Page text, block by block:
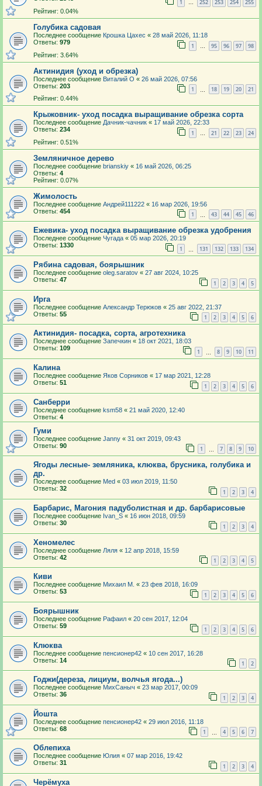
1 … 252 253 254 255
Рейтинг: 0.04%
Голубика садовая
Последнее сообщение Крошка Цахес « 28 май 2026, 11:18
Ответы: 979 1 … 95 96 97 98
Рейтинг: 3.64%
Актинидия (уход и обрезка)
Последнее сообщение Виталий О « 26 май 2026, 07:56
Ответы: 203 1 18 19 20 21
Рейтинг: 0.44%
Крыжовник- уход посадка выращивание обрезка сорта
Последнее сообщение Дачник-чачник « 17 май 2026, 22:33
Ответы: 234 1 … 21 22 23 24
Рейтинг: 0.51%
Земляничное дерево
Последнее сообщение brianskiy « 16 май 2026, 06:25
Ответы: 4
Рейтинг: 0.07%
Жимолость
Последнее сообщение Андрей111222 « 16 мар 2026, 19:56
Ответы: 454 1 43 44 45 46
Ежевика- уход посадка выращивание обрезка удобрения
Последнее сообщение Чугада « 05 мар 2026, 20:19
Ответы: 1330 1 131 132 133 134
Рябина садовая, боярышник
Последнее сообщение oleg.saratov « 27 авг 2024, 10:25
Ответы: 47 1 2 3 4 5
Ирга
Последнее сообщение Александр Терюков « 25 авг 2022, 21:37
Ответы: 55 1 2 3 4 5 6
Актинидия- посадка, сорта, агротехника
Последнее сообщение Запечкин « 18 окт 2021, 18:03
Ответы: 109 1 8 9 10 11
Калина
Последнее сообщение Яков Сорников « 17 мар 2021, 12:28
Ответы: 51 1 2 3 4 5 6
Санберри
Последнее сообщение ksm58 « 21 май 2020, 12:40
Ответы: 4
Гуми
Последнее сообщение Janny « 31 окт 2019, 09:43
Ответы: 90 1 7 8 9 10
Ягоды лесные- земляника, клюква, брусника, голубика и
др.
Последнее сообщение Med « 03 июл 2019, 11:50
Ответы: 32 1 2 3 4
Барбарис, Магония падуболистная и др. барбарисовые
Последнее сообщение Ivan_S « 16 июн 2018, 09:59
Ответы: 30 1 2 3 4
Хеномелес
Последнее сообщение Ляля « 12 апр 2018, 15:59
Ответы: 42 1 2 3 4 5
Киви
Последнее сообщение Михаил М. « 23 фев 2018, 16:09
Ответы: 53 1 2 3 4 5 6
Боярышник
Последнее сообщение Рафаил « 20 сен 2017, 12:04
Ответы: 59 1 2 3 4 5 6
Клюква
Последнее сообщение пенсионер42 « 10 сен 2017, 16:28
Ответы: 14 1 2
Годжи(дереза, лициум, волчья ягода...)
Последнее сообщение МихСаныч « 23 мар 2017, 00:09
Ответы: 36 1 2 3 4
Йошта
Последнее сообщение пенсионер42 « 29 июл 2016, 11:18
Ответы: 68 1 4 5 6 7
Облепиха
Последнее сообщение Юлия « 07 мар 2016, 19:42
Ответы: 31 1 2 3 4
Черёмуха